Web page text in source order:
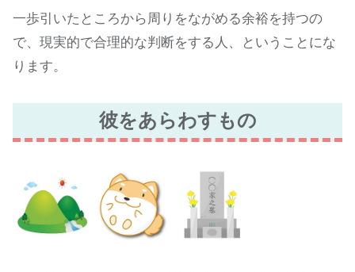
一歩引いたところから周りをながめる余裕を持つの
で、現実的で合理的な判断をする人、ということにな
ります。
彼をあらわすもの